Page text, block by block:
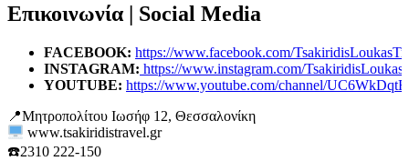
Επικοινωνία | Social Media
FACEBOOK: https://www.facebook.com/
INSTAGRAM: https://www.instagram.com/
YOUTUBE: https://www.youtube.com/channel/
📍Μητροπολίτου Ιωσήφ 12, Θεσσαλονίκη
www.tsakiridistravel.gr
☎️2310 222-150